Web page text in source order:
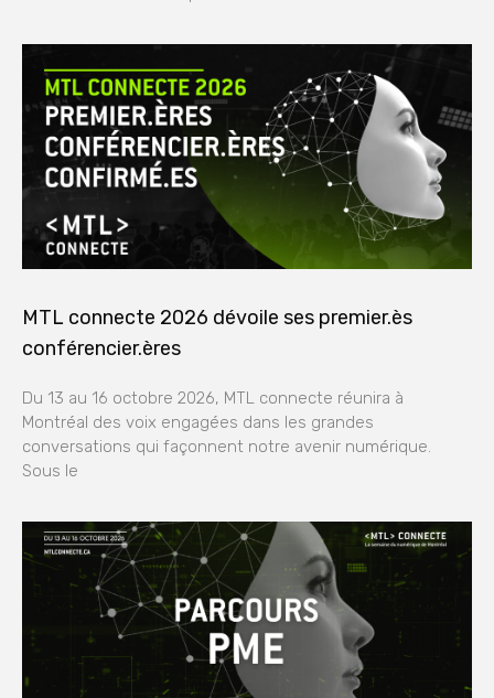
MTL connecte 2026 dévoile ses premier.ès
conférencier.ères
Du 13 au 16 octobre 2026, MTL connecte réunira à
Montréal des voix engagées dans les grandes
conversations qui façonnent notre avenir numérique.
Sous le